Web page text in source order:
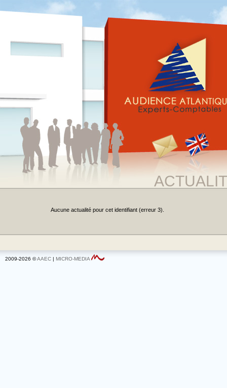
Aucune actualité pour cet identifiant (erreur 3).
2009-2026 ©AAEC | MICRO-MEDIA